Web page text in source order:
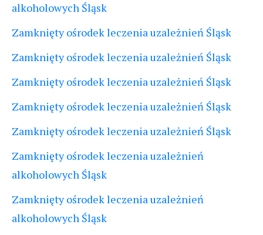
alkoholowych Śląsk
Zamknięty ośrodek leczenia uzależnień Śląsk
Zamknięty ośrodek leczenia uzależnień Śląsk
Zamknięty ośrodek leczenia uzależnień Śląsk
Zamknięty ośrodek leczenia uzależnień Śląsk
Zamknięty ośrodek leczenia uzależnień Śląsk
Zamknięty ośrodek leczenia uzależnień
alkoholowych Śląsk
Zamknięty ośrodek leczenia uzależnień
alkoholowych Śląsk